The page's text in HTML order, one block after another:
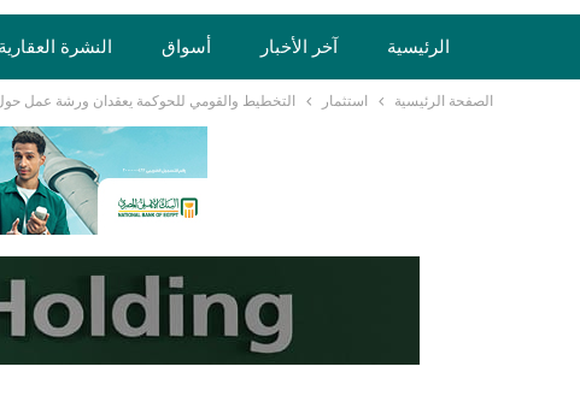
الرئيسية آخر الأخبار أسواق النشرة العقارية
الصفحة الرئيسية استثمار التخطيط والقومي للحوكمة يعقدان ورشة عمل حول